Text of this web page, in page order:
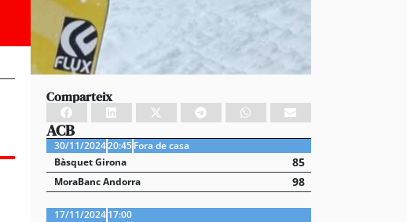
Comparteix
ACB
30/11/202420:45 Fora de casa
Bàsquet Girona
85
MoraBanc Andorra 98
17/11/2024 17:00